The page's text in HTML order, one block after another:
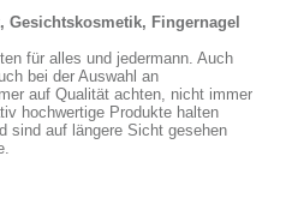
Gesichtskosmetik, Fingernagel
für alles und jedermann. Auch
bei der Auswahl an
auf Qualität achten, nicht immer
hochwertige Produkte halten
sind auf längere Sicht gesehen